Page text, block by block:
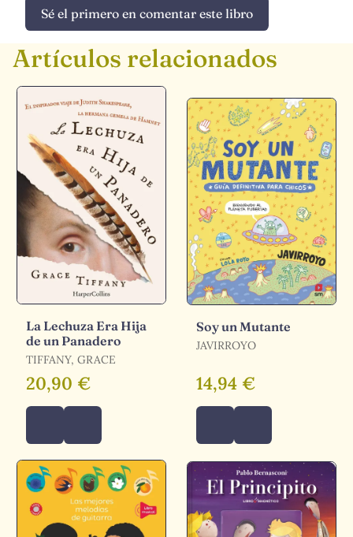
Sé el primero en comentar este libro
Artículos relacionados
La Lechuza Era Hija
de un Panadero
TIFFANY, GRACE
20,90 €
Soy un Mutante
JAVIRROYO
14,94 €